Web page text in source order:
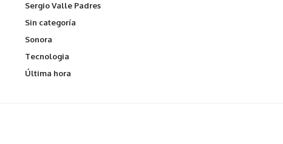
Sergio Valle Padres
Sin categoría
Sonora
Tecnologia
Última hora